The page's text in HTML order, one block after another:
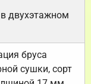
двухэтажном
бруса
сушки, сорт